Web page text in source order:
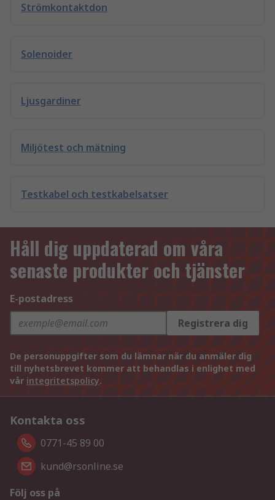
Strömkontaktdon
Solenoider
Ljusgardiner
Miljötest och mätning
Testkabel och testkabelsatser
Håll dig uppdaterad om våra
senaste produkter och tjänster
E-postadress
Registrera dig
De personuppgifter som du lämnar när du anmäler dig
till nyhetsbrevet kommer att behandlas i enlighet med
vår integritetspolicy.
Kontakta oss
0771-45 89 00
kund@rsonline.se
Följ oss på